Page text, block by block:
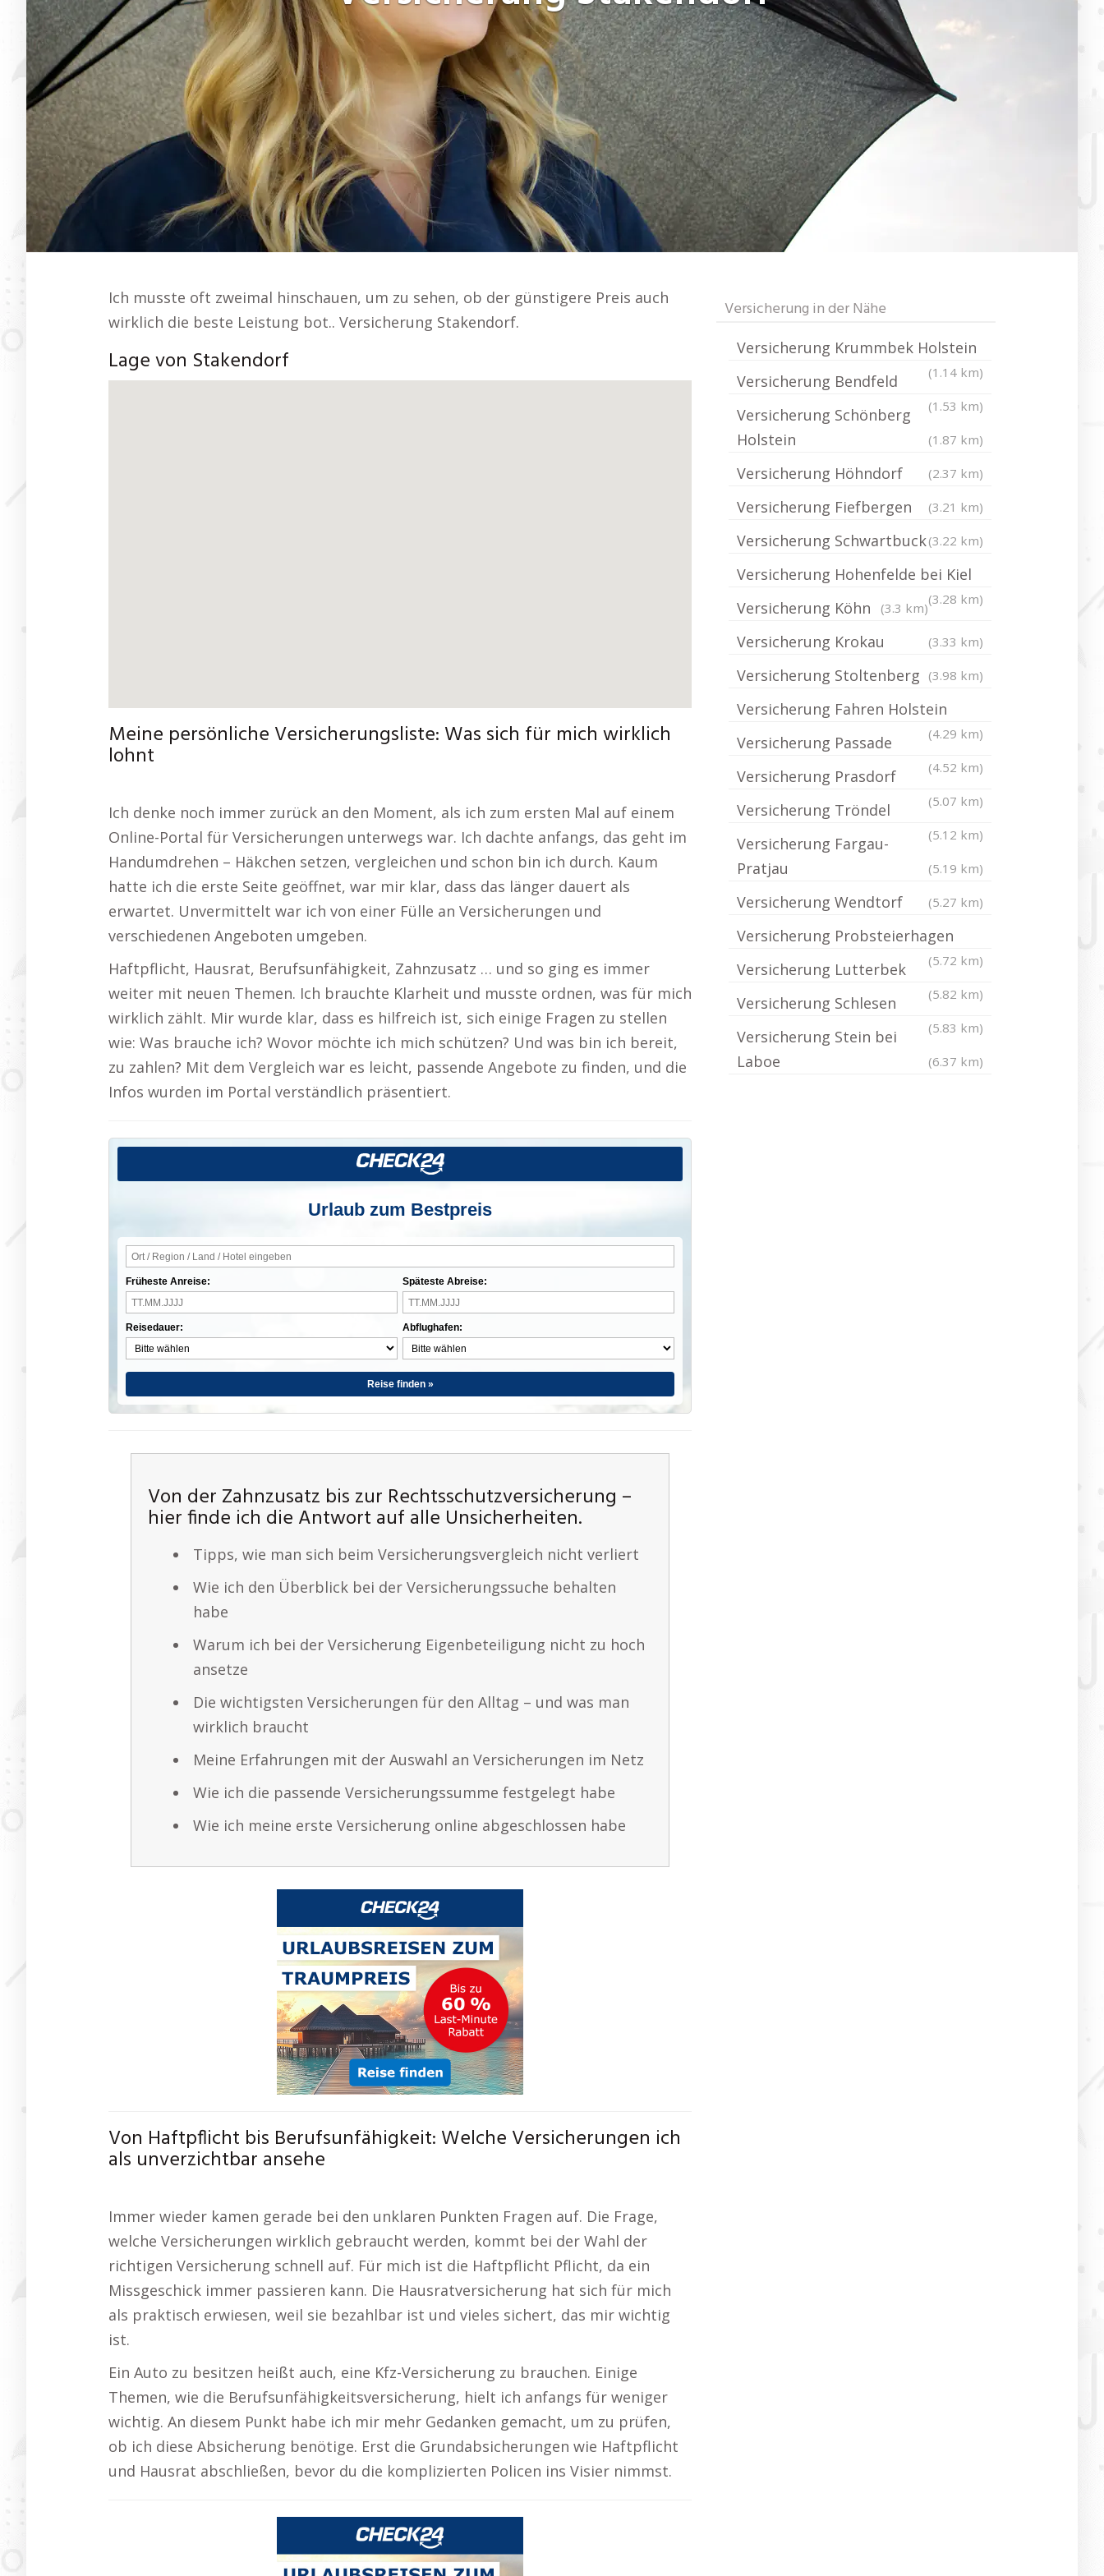
Ich musste oft zweimal hinschauen, um zu sehen, ob der günstigere Preis auch
wirklich die beste Leistung bot.. Versicherung Stakendorf.
Lage von Stakendorf
Meine persönliche Versicherungsliste: Was sich für mich wirklich
lohnt
Ich denke noch immer zurück an den Moment, als ich zum ersten Mal auf einem
Online-Portal für Versicherungen unterwegs war. Ich dachte anfangs, das geht im
Handumdrehen – Häkchen setzen, vergleichen und schon bin ich durch. Kaum
hatte ich die erste Seite geöffnet, war mir klar, dass das länger dauert als
erwartet. Unvermittelt war ich von einer Fülle an Versicherungen und
verschiedenen Angeboten umgeben.
Haftpflicht, Hausrat, Berufsunfähigkeit, Zahnzusatz … und so ging es immer
weiter mit neuen Themen. Ich brauchte Klarheit und musste ordnen, was für mich
wirklich zählt. Mir wurde klar, dass es hilfreich ist, sich einige Fragen zu stellen
wie: Was brauche ich? Wovor möchte ich mich schützen? Und was bin ich bereit,
zu zahlen? Mit dem Vergleich war es leicht, passende Angebote zu finden, und die
Infos wurden im Portal verständlich präsentiert.
Urlaub zum Bestpreis
Früheste Anreise:
Reisedauer:
Späteste Abreise:
Abflughafen:
Reise finden »
Von der Zahnzusatz bis zur Rechtsschutzversicherung –
hier finde ich die Antwort auf alle Unsicherheiten.
Tipps, wie man sich beim Versicherungsvergleich nicht verliert
Wie ich den Überblick bei der Versicherungssuche behalten
habe
Warum ich bei der Versicherung Eigenbeteiligung nicht zu hoch
ansetze
Die wichtigsten Versicherungen für den Alltag – und was man
wirklich braucht
Meine Erfahrungen mit der Auswahl an Versicherungen im Netz
Wie ich die passende Versicherungssumme festgelegt habe
Wie ich meine erste Versicherung online abgeschlossen habe
Von Haftpflicht bis Berufsunfähigkeit: Welche Versicherungen ich
als unverzichtbar ansehe
Immer wieder kamen gerade bei den unklaren Punkten Fragen auf. Die Frage,
welche Versicherungen wirklich gebraucht werden, kommt bei der Wahl der
richtigen Versicherung schnell auf. Für mich ist die Haftpflicht Pflicht, da ein
Missgeschick immer passieren kann. Die Hausratversicherung hat sich für mich
als praktisch erwiesen, weil sie bezahlbar ist und vieles sichert, das mir wichtig
ist.
Ein Auto zu besitzen heißt auch, eine Kfz-Versicherung zu brauchen. Einige
Themen, wie die Berufsunfähigkeitsversicherung, hielt ich anfangs für weniger
wichtig. An diesem Punkt habe ich mir mehr Gedanken gemacht, um zu prüfen,
ob ich diese Absicherung benötige. Erst die Grundabsicherungen wie Haftpflicht
und Hausrat abschließen, bevor du die komplizierten Policen ins Visier nimmst.
Versicherung in der Nähe
Versicherung Krummbek Holstein
(1.14 km)
Versicherung Bendfeld
(1.53 km)
Versicherung Schönberg
Holstein
(1.87 km)
Versicherung Höhndorf (2.37 km)
Versicherung Fiefbergen (3.21 km)
Versicherung Schwartbuck(3.22 km)
Versicherung Hohenfelde bei Kiel
(3.28 km)
Versicherung Köhn (3.3 km)
Versicherung Krokau (3.33 km)
Versicherung Stoltenberg (3.98 km)
Versicherung Fahren Holstein
(4.29 km)
Versicherung Passade
(4.52 km)
Versicherung Prasdorf
(5.07 km)
Versicherung Tröndel
(5.12 km)
Versicherung Fargau-
Pratjau
(5.19 km)
Versicherung Wendtorf (5.27 km)
Versicherung Probsteierhagen
(5.72 km)
Versicherung Lutterbek
(5.82 km)
Versicherung Schlesen
(5.83 km)
Versicherung Stein bei
Laboe
(6.37 km)